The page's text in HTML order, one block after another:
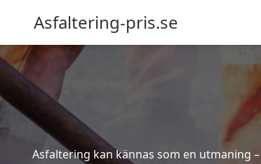
Asfaltering-pris.se
Asfaltering kan kännas som en utmaning